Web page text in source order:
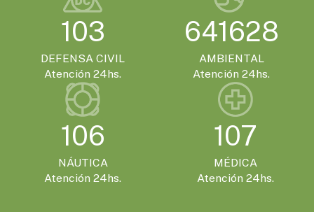
103
DEFENSA CIVIL
Atención 24hs.
641628
AMBIENTAL
Atención 24hs.
106
NÁUTICA
Atención 24hs.
107
MÉDICA
Atención 24hs.